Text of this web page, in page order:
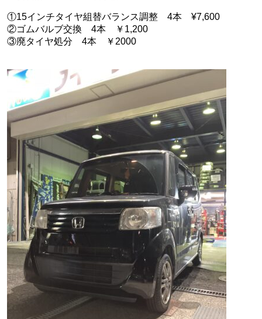
①15インチタイヤ組替バランス調整 4本 ¥7,600
②ゴムバルブ交換 4本 ￥1,200
③廃タイヤ処分 4本 ￥2000